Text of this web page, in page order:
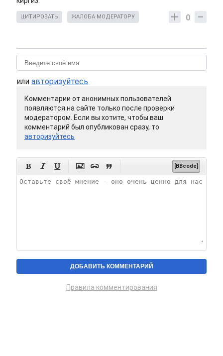
0
ЦИТИРОВАТЬ ЖАЛОБА МОДЕРАТОРУ
или авторизуйтесь
Комментарии от анонимных пользователей
появляются на сайте только после проверки
модератором. Если вы хотите, чтобы ваш
комментарий был опубликован сразу, то
авторизуйтесь
      [BBcode]
Правила комментирования